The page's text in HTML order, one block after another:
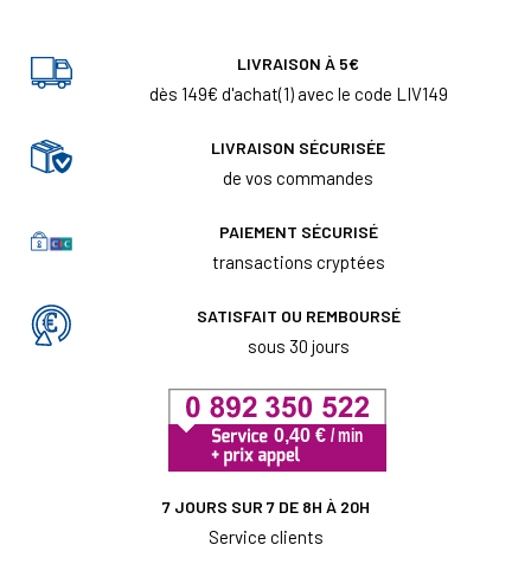
LIVRAISON À 5€
dès 149€ d'achat(1) avec le code LIV149
LIVRAISON SÉCURISÉE
de vos commandes
PAIEMENT SÉCURISÉ
transactions cryptées
SATISFAIT OU REMBOURSÉ
sous 30 jours
7 JOURS SUR 7 DE 8H À 20H
Service clients